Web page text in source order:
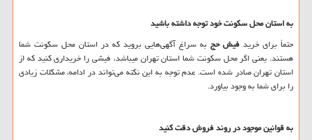
به استان محل سکونت خود توجه داشته باشید
حتماً برای خرید فیش حج به سراغ آگهی‌هایی بروید که در استان محل سکونت شما
هستند. یعنی اگر محل سکونت شما استان تهران میباشد، فیشی را خریداری کنید که از
استان تهران صادر شده است. عدم توجه به این نکته می‌تواند در ادامه، مشکلات زیادی
را برای شما به وجود بیاورد.
به قوانین موجود در روند فروش دقت کنید